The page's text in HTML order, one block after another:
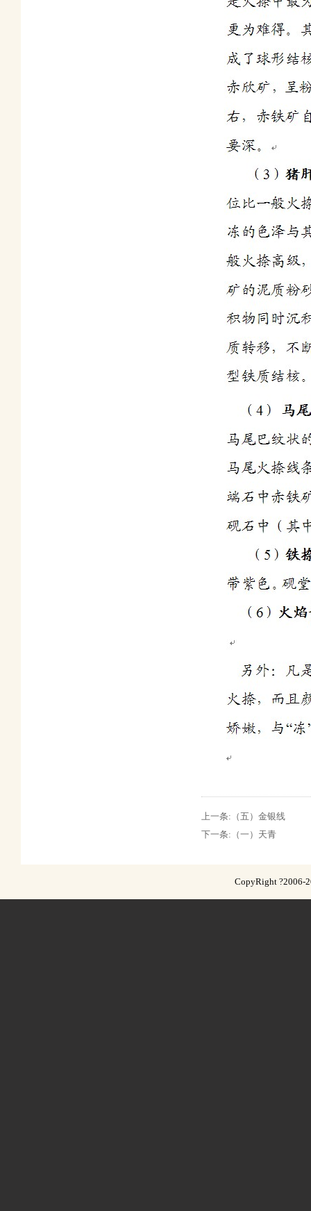
上一条: （五）金银线
下一条: （一）天青
CopyRight ?2006-